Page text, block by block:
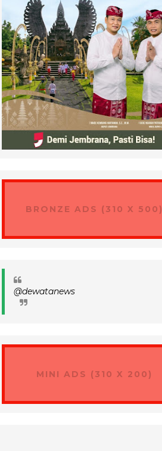
BRONZE ADS (310 X 500)
@dewatanews
MINI ADS (310 X 200)